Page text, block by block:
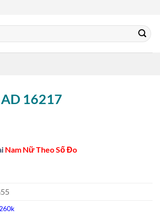
16217
Nam Nữ Theo Số Đo